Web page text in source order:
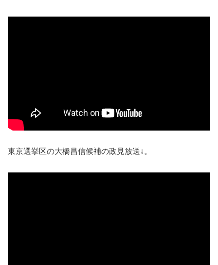
東京選挙区の大橋昌信候補の政見放送↓。